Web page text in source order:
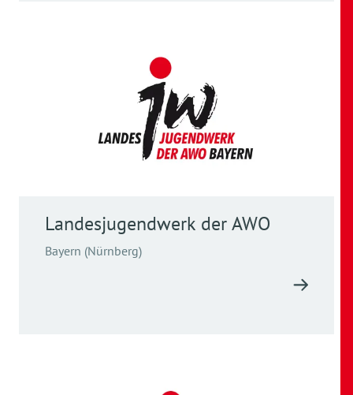
Landesjugendwerk der AWO
Bayern (Nürnberg)